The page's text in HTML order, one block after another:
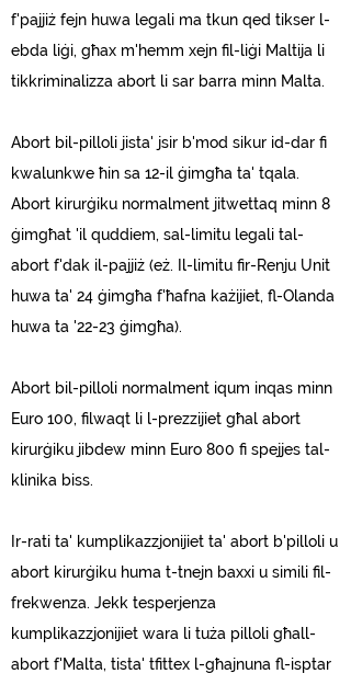
f'pajjiż fejn huwa legali ma tkun qed tikser l-
ebda liġi, għax m'hemm xejn fil-liġi Maltija li
tikkriminalizza abort li sar barra minn Malta.
Abort bil-pilloli jista' jsir b'mod sikur id-dar fi
kwalunkwe ħin sa 12-il ġimgħa ta' tqala.
Abort kirurġiku normalment jitwettaq minn 8
ġimgħat 'il quddiem, sal-limitu legali tal-
abort f'dak il-pajjiż (eż. Il-limitu fir-Renju Unit
huwa ta' 24 ġimgħa f'ħafna każijiet, fl-Olanda
huwa ta '22-23 ġimgħa).
Abort bil-pilloli normalment iqum inqas minn
Euro 100, filwaqt li l-prezzijiet għal abort
kirurġiku jibdew minn Euro 800 fi spejjes tal-
klinika biss.
Ir-rati ta' kumplikazzjonijiet ta' abort b'pilloli u
abort kirurġiku huma t-tnejn baxxi u simili fil-
frekwenza. Jekk tesperjenza
kumplikazzjonijiet wara li tuża pilloli għall-
abort f'Malta, tista' tfittex l-għajnuna fl-isptar